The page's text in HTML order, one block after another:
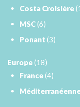
Costa Croisière
MSC(6)
Ponant (3)
Europe(18)
France(4)